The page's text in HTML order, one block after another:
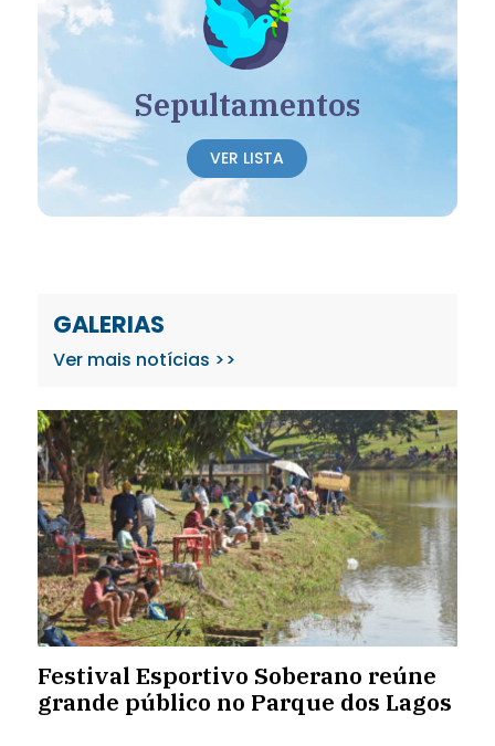
Sepultamentos
VER LISTA
GALERIAS
Ver mais notícias >>
Festival Esportivo Soberano reúne
grande público no Parque dos Lagos